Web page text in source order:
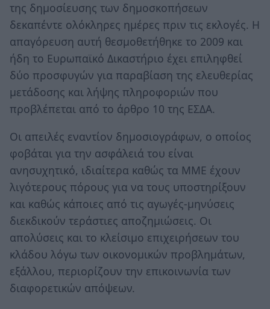
της δημοσίευσης των δημοσκοπήσεων
δεκαπέντε ολόκληρες ημέρες πριν τις εκλογές. Η
απαγόρευση αυτή θεσμοθετήθηκε το 2009 και
ήδη το Ευρωπαϊκό Δικαστήριο έχει επιληφθεί
δύο προσφυγών για παραβίαση της ελευθερίας
μετάδοσης και λήψης πληροφοριών που
προβλέπεται από το άρθρο 10 της ΕΣΔΑ.
Οι απειλές εναντίον δημοσιογράφων, ο οποίος
φοβάται για την ασφάλειά του είναι
ανησυχητικό, ιδιαίτερα καθώς τα ΜΜΕ έχουν
λιγότερους πόρους για να τους υποστηρίξουν
και καθώς κάποιες από τις αγωγές-μηνύσεις
διεκδικούν τεράστιες αποζημιώσεις. Οι
απολύσεις και το κλείσιμο επιχειρήσεων του
κλάδου λόγω των οικονομικών προβλημάτων,
εξάλλου, περιορίζουν την επικοινωνία των
διαφορετικών απόψεων.